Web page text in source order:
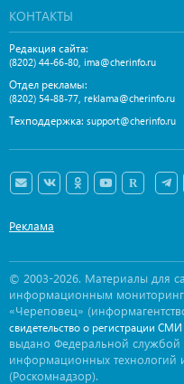
КОНТАКТЫ
Редакция сайта:
(8202) 44-66-80, ima@cherinfo.ru
Отдел рекламы:
(8202) 54-88-77, reklama@cherinfo.ru
Техподдержка: support@cherinfo.ru
Реклама
© 2003-2026. Материалы для
информационным
«Череповец»
свидетельство о регистрации СМИ
выдано Федеральной службой
информационных технологий
(Роскомнадзор).